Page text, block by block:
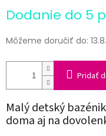
cena:
Dodanie do 5
Môžeme doručiť do:
Pridať
Malý detský
doma aj na